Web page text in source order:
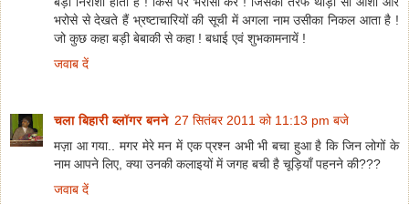
भरोसे से देखते हैं भ्रष्टाचारियों की सूची में अगला नाम उसीका निकल आता है !
जो कुछ कहा बड़ी बेबाकी से कहा ! बधाई एवं शुभकामनायें !
जवाब दें
चला बिहारी ब्लॉगर बनने 27 सितंबर 2011 को 11:13 pm बजे
मज़ा आ गया.. मगर मेरे मन में एक प्रश्न अभी भी बचा हुआ है कि जिन लोगों के
नाम आपने लिए, क्या उनकी कलाइयों में जगह बची है चूड़ियाँ पहनने की???
जवाब दें